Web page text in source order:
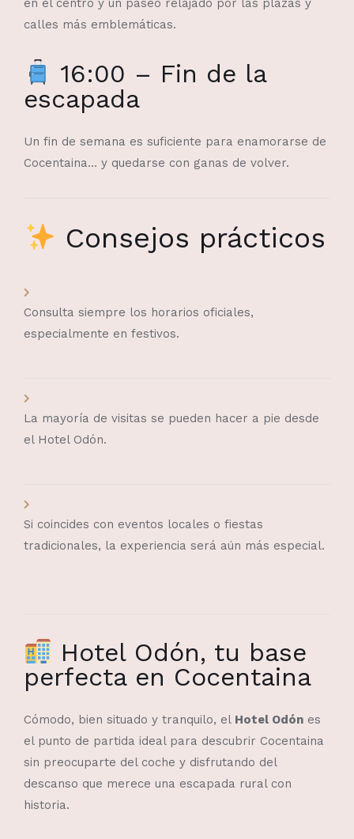
en el centro y un paseo relajado por las plazas y
calles más emblemáticas.
16:00 – Fin de la
escapada
Un fin de semana es suficiente para enamorarse de
Cocentaina… y quedarse con ganas de volver.
Consejos prácticos
Consulta siempre los horarios oficiales,
especialmente en festivos.
La mayoría de visitas se pueden hacer a pie desde
el Hotel Odón.
Si coincides con eventos locales o fiestas
tradicionales, la experiencia será aún más especial.
Hotel Odón, tu base
perfecta en Cocentaina
Cómodo, bien situado y tranquilo, el Hotel Odón es
el punto de partida ideal para descubrir Cocentaina
sin preocuparte del coche y disfrutando del
descanso que merece una escapada rural con
historia.